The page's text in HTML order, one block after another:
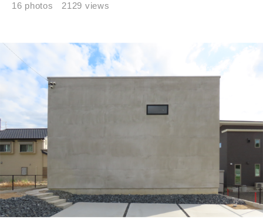
16 photos 2129 views